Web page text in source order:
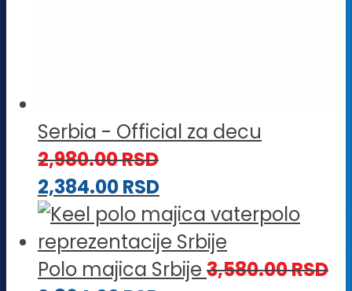
Serbia - Official za decu
2,980.00RSD
2,384.00RSD
Polo majica Srbije 3,580.00RSD